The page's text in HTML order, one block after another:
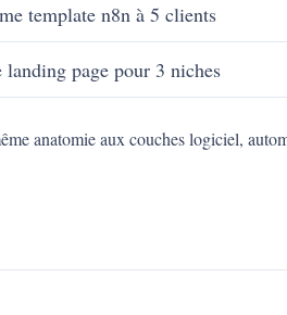
template n8n à 5 clients
page pour 3 niches
anatomie aux couches logiciel,